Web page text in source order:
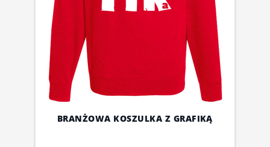
BRANŻOWA KOSZULKA Z GRAFIKĄ